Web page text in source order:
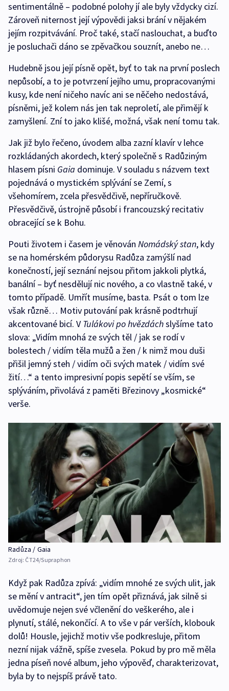
sentimentálně – podobné polohy jí ale byly vždycky cizí.
Zároveň niternost její výpovědi jaksi brání v nějakém
jejím rozpitvávání. Proč také, stačí naslouchat, a buďto
je posluchači dáno se zpěvačkou souznít, anebo ne…
Hudebně jsou její písně opět, byť to tak na první poslech
nepůsobí, a to je potvrzení jejího umu, propracovanými
kusy, kde není ničeho navíc ani se něčeho nedostává,
písněmi, jež kolem nás jen tak neproletí, ale přimějí k
zamyšlení. Zní to jako klišé, možná, však není tomu tak.
Jak již bylo řečeno, úvodem alba zazní klavír v lehce
rozkládaných akordech, který společně s Radůziným
hlasem písni Gaia dominuje. V souladu s názvem text
pojednává o mystickém splývání se Zemí, s
všehomírem, zcela přesvědčivě, nepříručkově.
Přesvědčivě, ústrojně působí i francouzský recitativ
obracející se k Bohu.
Pouti životem i časem je věnován Nomádský stan, kdy
se na homérském půdorysu Radůza zamýšlí nad
konečností, její seznání nejsou přitom jakkoli plytká,
banální – byť nesdělují nic nového, a co vlastně také, v
tomto případě. Umřít musíme, basta. Psát o tom lze
však různě… Motiv putování pak krásně podtrhují
akcentované bicí. VTulákovi po hvězdáchslyšíme tato
slova: „Vidím mnohá ze svých těl / jak se rodí v
bolestech / vidím těla mužů a žen / k nimž mou duši
přišil jemný steh / vidím oči svých matek / vidím své
žití…“ a tento impresivní popis sepětí se vším, se
splýváním, přivolává z paměti Březinovy „kosmické“
verše.
Radůza / Gaia
Zdroj: ČT24/Supraphon
Když pak Radůza zpívá: „vidím mnohé ze svých ulit, jak
se mění v antracit“, jen tím opět přiznává, jak silně si
uvědomuje nejen své včlenění do veškerého, ale i
plynutí, stálé, nekončící. A to vše v pár verších, klobouk
dolů! Housle, jejichž motiv vše podkresluje, přitom
nezní nijak vážně, spíše zvesela. Pokud by pro mě měla
jedna píseň nové album, jeho výpověď, charakterizovat,
byla by to nejspíš právě tato.